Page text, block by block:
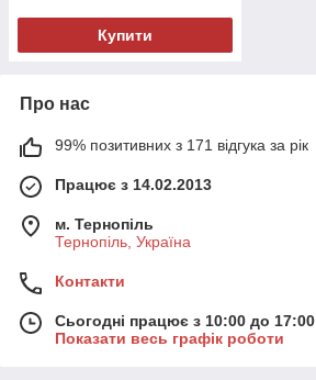
Купити
Про нас
99% позитивних з 171 відгука за рік
Працює з 14.02.2013
м. Тернопіль
Тернопіль, Україна
Контакти
Сьогодні працює з 10:00 до 17:00
Показати весь графік роботи